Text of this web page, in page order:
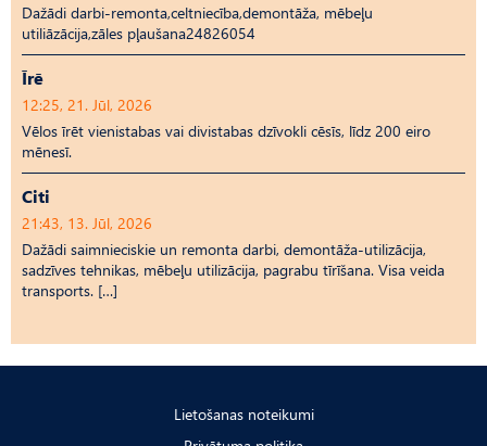
Dažādi darbi-remonta,celtniecība,demontāža, mēbeļu
utiliāzācija,zāles pļaušana24826054
Īrē
12:25, 21. Jūl, 2026
Vēlos īrēt vienistabas vai divistabas dzīvokli cēsīs, līdz 200 eiro
mēnesī.
Citi
21:43, 13. Jūl, 2026
Dažādi saimnieciskie un remonta darbi, demontāža-utilizācija,
sadzīves tehnikas, mēbeļu utilizācija, pagrabu tīrīšana. Visa veida
transports. […]
Lietošanas noteikumi